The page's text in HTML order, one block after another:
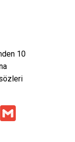
10
Facebook